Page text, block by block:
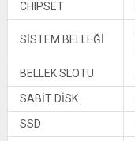
CHIPSET
SİSTEM BELLEĞİ
BELLEK SLOTU
SABİT DİSK
SSD